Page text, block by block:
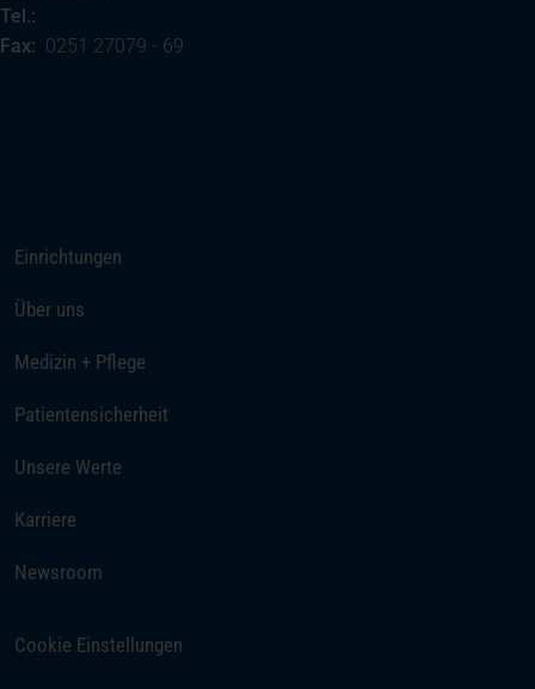
Tel.:
Fax: 0251 27079 - 69
Einrichtungen
Über uns
Medizin + Pflege
Patientensicherheit
Unsere Werte
Karriere
Newsroom
Cookie Einstellungen